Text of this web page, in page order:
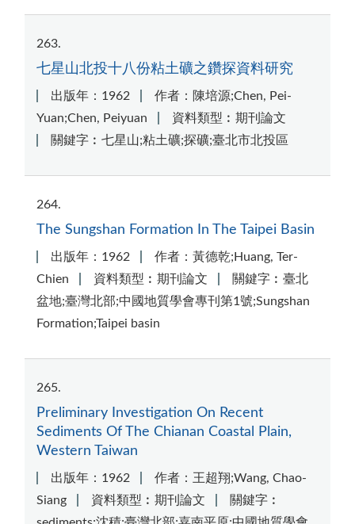
263
七星山北投十八份粘土礦之鑽探資料研究
出版年：1962
作者：陳培源;Chen, Pei-
Yuan;Chen, Peiyuan
資料類型︰期刊論文
關鍵字︰七星山;粘土礦;探礦;臺北市北投區
264
The Sungshan Formation In The Taipei Basin
出版年：1962
作者：黃德乾;Huang, Ter-
Chien
資料類型︰期刊論文
關鍵字︰臺北
盆地;臺灣北部;中國地質學會專刊第1號;Sungshan
Formation;Taipei basin
265
Preliminary Investigation On Recent
Sediments Of The Chianan Coastal Plain,
Western Taiwan
出版年：1962
作者：王超翔;Wang, Chao-
Siang
資料類型︰期刊論文
關鍵字︰